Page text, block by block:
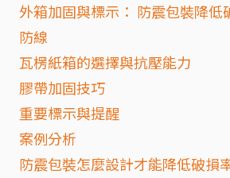
外箱加固與標示： 防震包裝降低
防線
瓦楞紙箱的選擇與抗壓能力
膠帶加固技巧
重要標示與提醒
案例分析
防震包裝怎麼設計才能降低破損